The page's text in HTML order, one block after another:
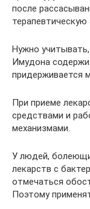
после
терапевтическую
Нужно
Имудона
придерживается
При приеме
средствами и
механизмами.
У людей,
лекарств с
отмечаться
Поэтому